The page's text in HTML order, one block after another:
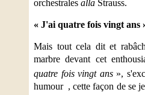
orchestrales alla Strauss.
« J'ai quatre fois vingt ans
Mais tout cela dit et
marbre devant cet
quatre fois vingt ans»,
humour  , cette façon de se